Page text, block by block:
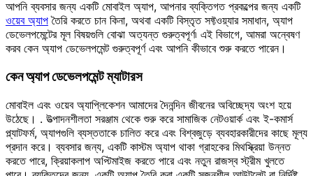
আপনি ব্যবসার জন্য একটি মোবাইল অ্যাপ, আপনার ব্যক্তিগত প্রকল্পের জন্য একটি
ওয়েব অ্যাপতৈরি করতে চান কিনা, অথবা একটি বিস্তৃত সফ্টওয়্যার সমাধান, অ্যাপ
ডেভেলপমেন্টের মূল বিষয়গুলি বোঝা অত্যন্ত গুরুত্বপূর্ণ৷ এই বিভাগে, আমরা অন্বেষণ
করব কেন অ্যাপ ডেভেলপমেন্ট গুরুত্বপূর্ণ এবং আপনি কীভাবে শুরু করতে পারেন।
কেন অ্যাপ ডেভেলপমেন্ট ম্যাটারস
মোবাইল এবং ওয়েব অ্যাপ্লিকেশন আমাদের দৈনন্দিন জীবনের অবিচ্ছেদ্য অংশ হয়ে
উঠেছে। . উত্পাদনশীলতা সরঞ্জাম থেকে শুরু করে সামাজিক নেটওয়ার্ক এবং ই-কমার্স
প্ল্যাটফর্ম, অ্যাপগুলি ব্যস্ততাকে চালিত করে এবং বিশ্বজুড়ে ব্যবহারকারীদের কাছে মূল্য
প্রদান করে। ব্যবসার জন্য, একটি কাস্টম অ্যাপ থাকা গ্রাহকের মিথস্ক্রিয়া উন্নত
করতে পারে, ক্রিয়াকলাপ অপ্টিমাইজ করতে পারে এবং নতুন রাজস্ব স্ট্রীম খুলতে